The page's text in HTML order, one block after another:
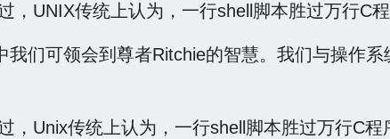
，UNIX传统上认为，一行shell脚本胜过万行C
我们可领会到尊者Ritchie的智慧。我们与操作
，Unix传统上认为，一行shell脚本胜过万行C程